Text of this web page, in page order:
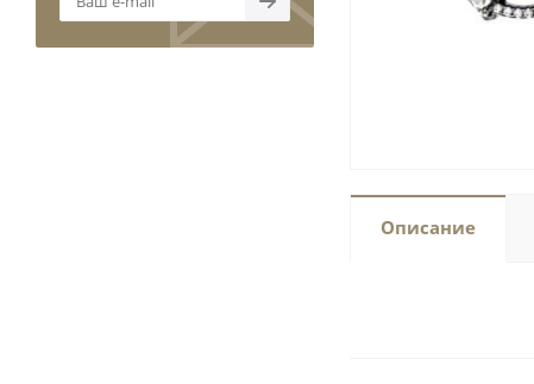
Описание